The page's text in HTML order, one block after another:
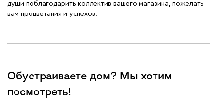
души поблагодарить коллектив вашего магазина, пожелать
вам процветания и успехов.
Обустраиваете дом? Мы хотим
посмотреть!